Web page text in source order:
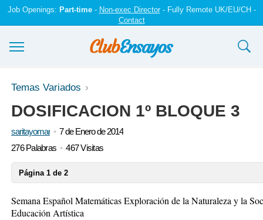
Job Openings: Part-time- Non-exec Director- Fully Remote UK/EU/CH -
Contact
Ensayos y trabajos
Registrarse
Iniciar sesión
Temas Variados
DOSIFICACION 1º BLOQUE 3
saritayomar
7 de Enero de 2014
276 Palabras
467 Visitas
Página 1 de 2
Semana Español Matemáticas Exploración de la Naturaleza y la
Educación Artística